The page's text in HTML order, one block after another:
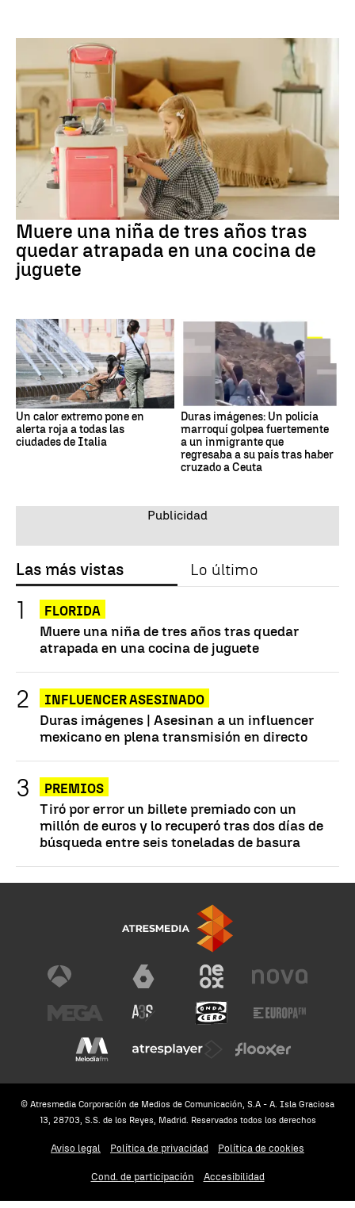
Muere una niña de tres años tras
quedar atrapada en una cocina de
juguete
Un calor extremo pone en
alerta roja a todas las
ciudades de Italia
Duras imágenes: Un policía
marroquí golpea fuertemente
a un inmigrante que
regresaba a su país tras haber
cruzado a Ceuta
Las más vistas Lo último
FLORIDA
Muere una niña de tres años tras quedar
atrapada en una cocina de juguete
INFLUENCER ASESINADO
Duras imágenes | Asesinan a un influencer
mexicano en plena transmisión en directo
PREMIOS
Tiró por error un billete premiado con un
millón de euros y lo recuperó tras dos días de
búsqueda entre seis toneladas de basura
© Atresmedia Corporación de Medios de Comunicación, S.A - A. Isla Graciosa
13, 28703, S.S. de los Reyes, Madrid. Reservados todos los derechos
Aviso legal Política de privacidad Política de cookies
Cond. de participación Accesibilidad